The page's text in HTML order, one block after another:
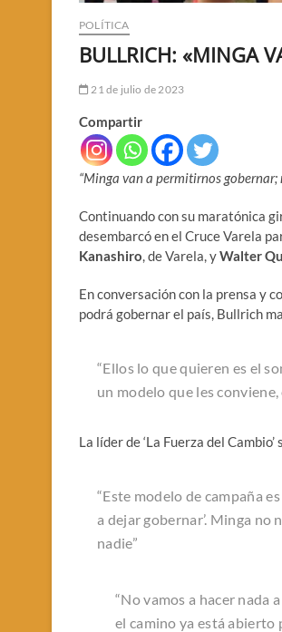
POLÍTICA
BULLRICH: «MINGA
21 de julio de 2023
Compartir
“Minga van a permitirnos
Continuando con su maratónica
desembarcó en el Cruce Varela
Kanashiro, de Varela, yWalter
En conversación con la prensa y
podrá gobernar el país, Bullrich
“Ellos lo que quieren es el
un modelo que les
La líder de ‘La Fuerza del Cambio’
“Este modelo de campaña
a dejar gobernar’. Minga no
nadie”
“No vamos a hacer nada
el camino ya está abierto